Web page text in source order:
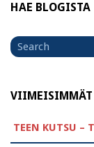
HAE BLOGISTA
Search
for
VIIMEISIMMÄT
TEEN KUTSU